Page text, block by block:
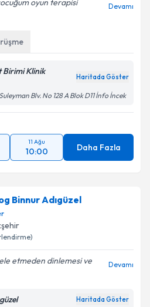
oyun terapisi
Devamı
Birimi Klinik
Haritada Göster
Blv. No 128 A Blok D11 İnfo İncek
11 Ağu
10:00 Daha Fazla
Binnur Adıgüzel
etmeden dinlemesi ve
Devamı
Haritada Göster